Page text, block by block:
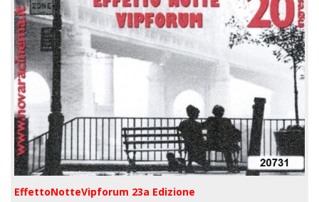
EffettoNotteVipforum 23a Edizione